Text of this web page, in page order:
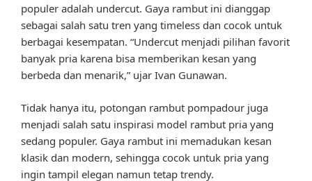
populer adalah undercut. Gaya rambut ini dianggap
sebagai salah satu tren yang timeless dan cocok untuk
berbagai kesempatan. “Undercut menjadi pilihan favorit
banyak pria karena bisa memberikan kesan yang
berbeda dan menarik,” ujar Ivan Gunawan.
Tidak hanya itu, potongan rambut pompadour juga
menjadi salah satu inspirasi model rambut pria yang
sedang populer. Gaya rambut ini memadukan kesan
klasik dan modern, sehingga cocok untuk pria yang
ingin tampil elegan namun tetap trendy.